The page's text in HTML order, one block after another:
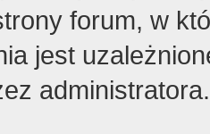
forum, w
jest
administratora.